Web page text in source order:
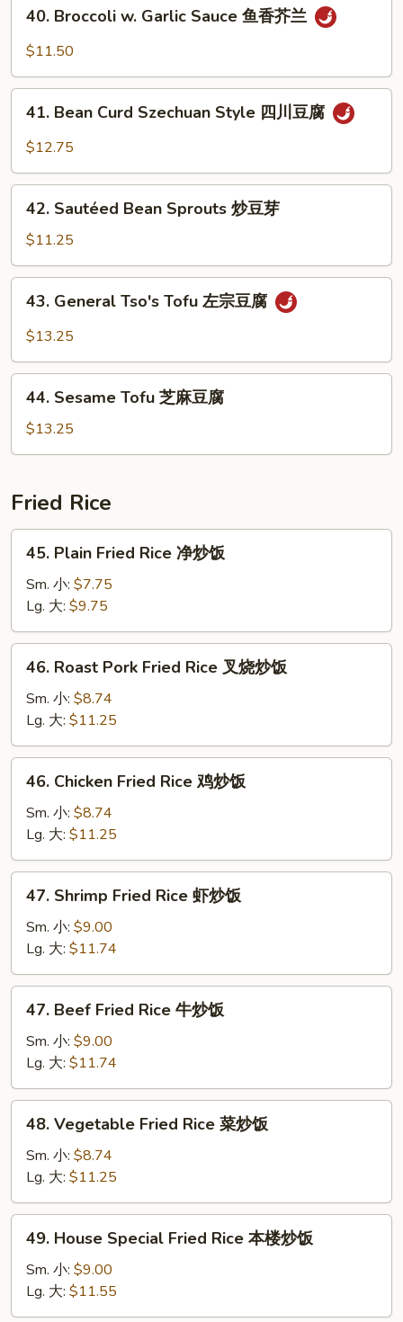
腐
Broccoli
Sauce
兰
40. Broccoli w. Garlic Sauce 鱼香芥兰
$11.50
Bean
Curd
Style
腐
41. Bean Curd Szechuan Style 四川豆腐
$12.75
Sautéed
Bean
Sprouts
炒
42. Sautéed Bean Sprouts 炒豆芽
$11.25
General
Tso's
左
43. General Tso's Tofu 左宗豆腐
$13.25
Sesame
Tofu
芝
豆
腐
44. Sesame Tofu 芝麻豆腐
$13.25
Fried Rice
Plain
Fried
Rice
净
炒
45. Plain Fried Rice 净炒饭
Sm. 小: $7.75
Lg. 大: $9.75
Roast
Pork
Fried
Rice
叉
46. Roast Pork Fried Rice 叉烧炒饭
Sm. 小: $8.74
Lg. 大: $11.25
Chicken
Fried
Rice
鸡
炒
46. Chicken Fried Rice 鸡炒饭
Sm. 小: $8.74
Lg. 大: $11.25
Shrimp
Fried
Rice
虾
炒
47. Shrimp Fried Rice 虾炒饭
Sm. 小: $9.00
Lg. 大: $11.74
Beef
Fried
Rice
牛
炒
47. Beef Fried Rice 牛炒饭
Sm. 小: $9.00
Lg. 大: $11.74
Vegetable
Fried
Rice
菜
炒
48. Vegetable Fried Rice 菜炒饭
Sm. 小: $8.74
Lg. 大: $11.25
House
Special
Fried
Rice
49. House Special Fried Rice 本楼炒饭
Sm. 小: $9.00
Lg. 大: $11.55